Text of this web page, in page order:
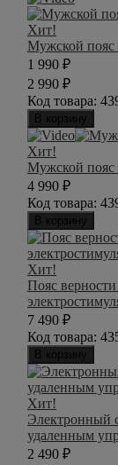
Хит!
Мужской пояс
1 990 ₽
2 990 ₽
Код товара:
В корзину
Хит!
Мужской пояс
4 990 ₽
Код товара:
В корзину
Хит!
Пояс
7 490 ₽
Код товара:
В корзину
Хит!
Электронный
удаленным
2 490 ₽